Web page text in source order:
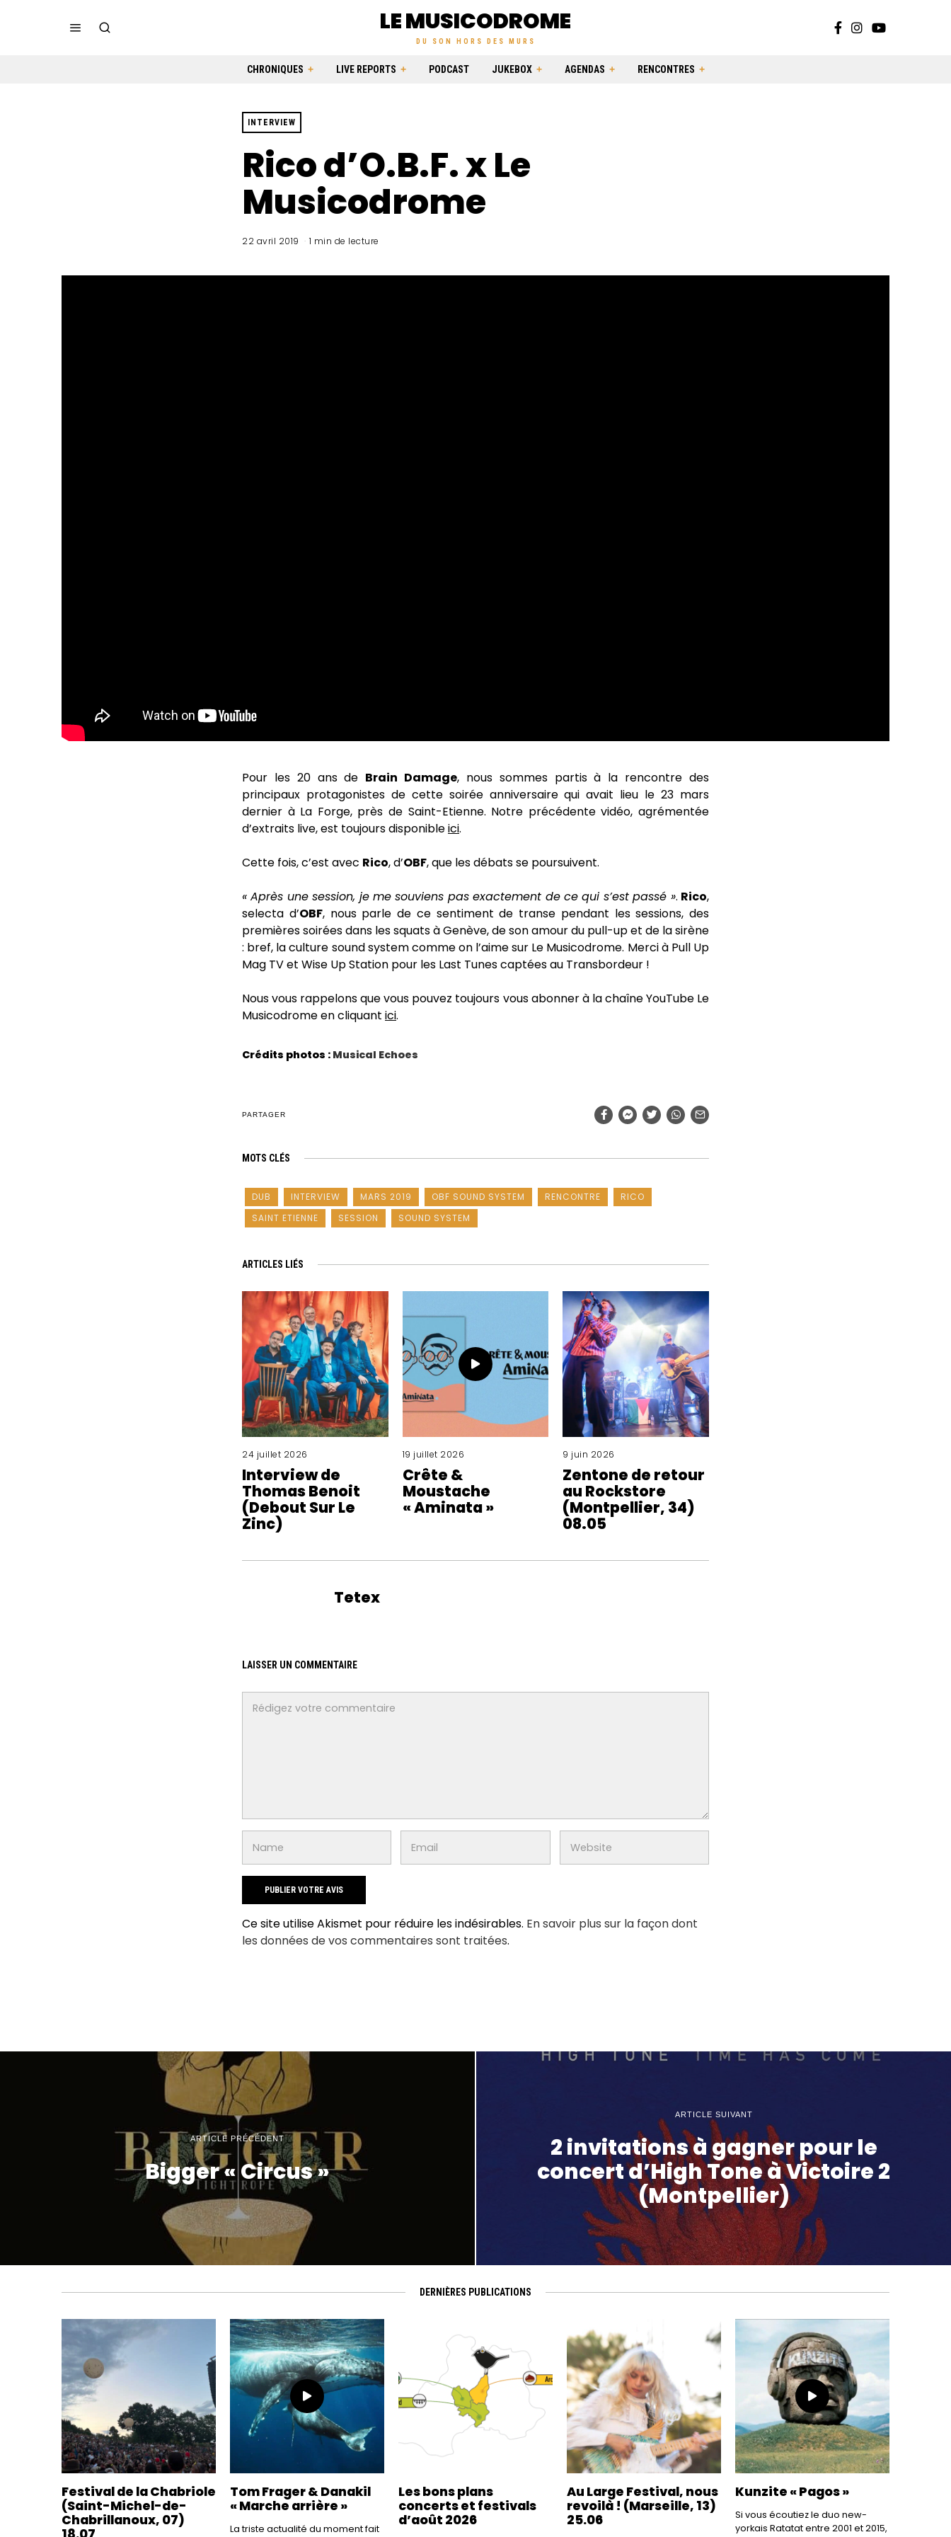
LE MUSICODROME
DU SON HORS DES MURS
CHRONIQUES LIVE REPORTS PODCAST JUKEBOX AGENDAS RENCONTRES
INTERVIEW
Rico d’O.B.F. x Le
Musicodrome
22 avril 2019 1 min de lecture
Pour les 20 ans de Brain Damage, nous sommes partis à la rencontre des
principaux protagonistes de cette soirée anniversaire qui avait lieu le 23 mars
dernier à La Forge, près de Saint-Etienne. Notre précédente vidéo, agrémentée
d’extraits live, est toujours disponibleici.
Cette fois, c’est avec Rico, d’OBF, que les débats se poursuivent.
« Après une session, je me souviens pas exactement de ce qui s’est passé ». Rico,
selecta d’OBF, nous parle de ce sentiment de transe pendant les sessions, des
premières soirées dans les squats à Genève, de son amour du pull-up et de la sirène
: bref, la culture sound system comme on l’aime sur Le Musicodrome. Merci à Pull Up
Mag TV et Wise Up Station pour les Last Tunes captées au Transbordeur !
Nous vous rappelons que vous pouvez toujours vous abonner à la chaîne YouTube Le
Musicodrome en cliquant ici.
Crédits photos : Musical Echoes
PARTAGER
MOTS CLÉS
DUB INTERVIEW MARS 2019 OBF SOUND SYSTEM RENCONTRE
RICO
SAINT ETIENNE
SESSION SOUND SYSTEM
ARTICLES LIÉS
24 juillet 2026
Interview de
Thomas Benoit
(Debout Sur Le
Zinc)
19 juillet 2026
Crête &
Moustache
« Aminata »
9 juin 2026
Zentone de retour
au Rockstore
(Montpellier, 34)
08.05
Tetex
LAISSER UN COMMENTAIRE
Ce site utilise Akismet pour réduire les indésirables. En savoir plus sur la façon dont
les données de vos commentaires sont traitées.
ARTICLE PRÉCÉDENT
Bigger « Circus »
ARTICLE SUIVANT
2 invitations à gagner pour le
concert d’High Tone à Victoire 2
(Montpellier)
DERNIÈRES PUBLICATIONS
Festival de la Chabriole
(Saint-Michel-de-
Chabrillanoux, 07)
Tom Frager & Danakil
« Marche arrière »
La triste actualité du moment fait
Les bons plans
concerts et festivals
d’août 2026
Au Large Festival, nous
revoilà ! (Marseille, 13)
25.06
Kunzite « Pagos »
Si vous écoutiez le duo new-
yorkais Ratatat entre 2001 et 2015,